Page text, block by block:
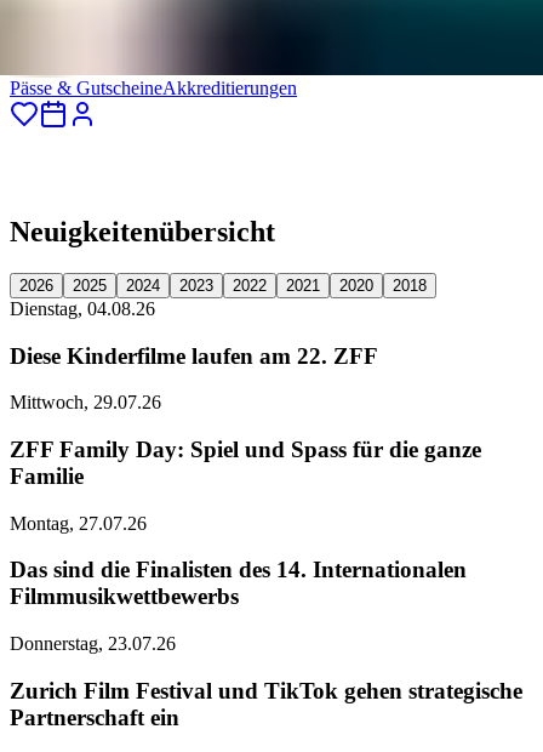
Pässe & GutscheineAkkreditierungen
Neuigkeitenübersicht
2026 2025 2024 2023 2022 2021 2020 2018
Dienstag, 04.08.26
Diese Kinderfilme laufen am 22. ZFF
Mittwoch, 29.07.26
ZFF Family Day: Spiel und Spass für die ganze
Familie
Montag, 27.07.26
Das sind die Finalisten des 14. Internationalen
Filmmusikwettbewerbs
Donnerstag, 23.07.26
Zurich Film Festival und TikTok gehen strategische
Partnerschaft ein